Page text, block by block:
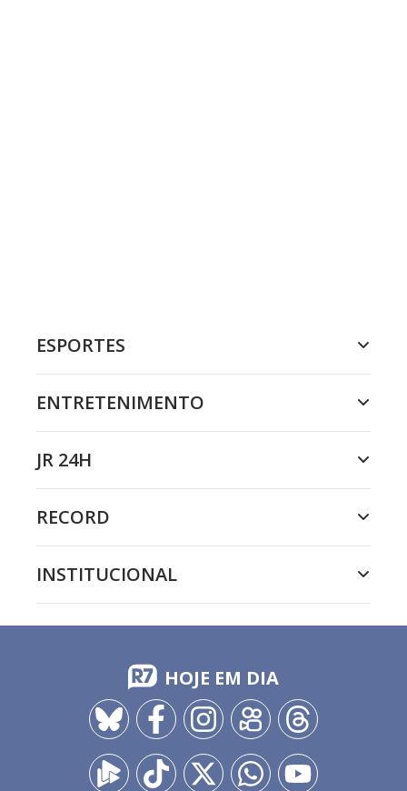
ESPORTES
ENTRETENIMENTO
JR 24H
RECORD
INSTITUCIONAL
HOJE EM DIA